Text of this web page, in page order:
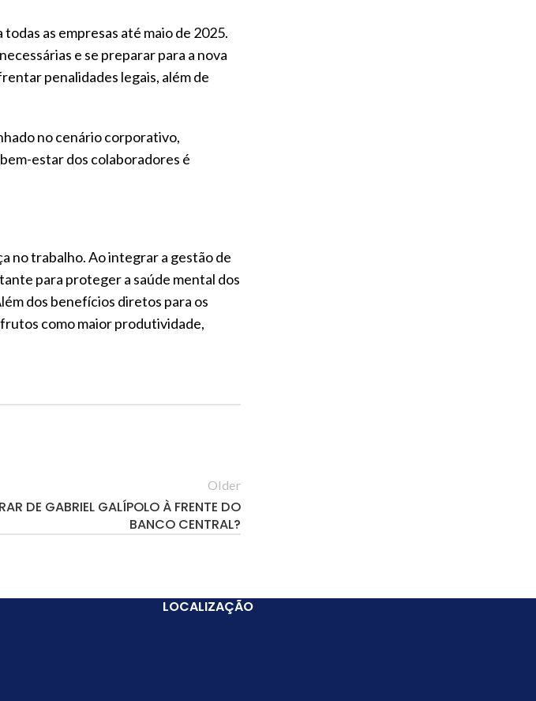
as empresas até maio de 2025.
e se preparar para a nova
penalidades legais, além de
no cenário corporativo,
estar dos colaboradores é
no trabalho. Ao integrar a gestão de
para proteger a saúde mental dos
dos benefícios diretos para os
como maior produtividade,
Older
DE GABRIEL GALÍPOLO À FRENTE DO
BANCO CENTRAL?
LOCALIZAÇÃO